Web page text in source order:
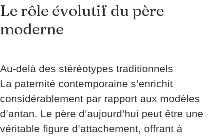
Le rôle évolutif du père
moderne
Au-delà des stéréotypes traditionnels
La paternité contemporaine s’enrichit
considérablement par rapport aux modèles
d’antan. Le père d’aujourd’hui peut être une
véritable figure d’attachement, offrant à